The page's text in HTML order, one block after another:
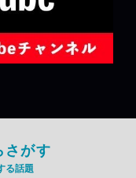
さがす
る話題